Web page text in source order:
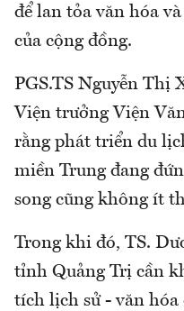
để lan tỏa văn hóa
của cộng đồng.
PGS.TS Nguyễn Thị
Viện trưởng Viện
rằng phát triển du
miền Trung đang
song cũng không ít
Trong khi đó, TS.
tỉnh Quảng Trị cần
tích lịch sử - văn hóa